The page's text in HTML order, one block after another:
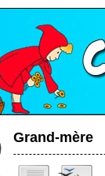
Grand-mère